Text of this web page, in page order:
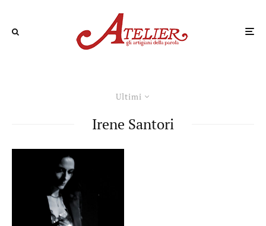
Ultimi
Irene Santori